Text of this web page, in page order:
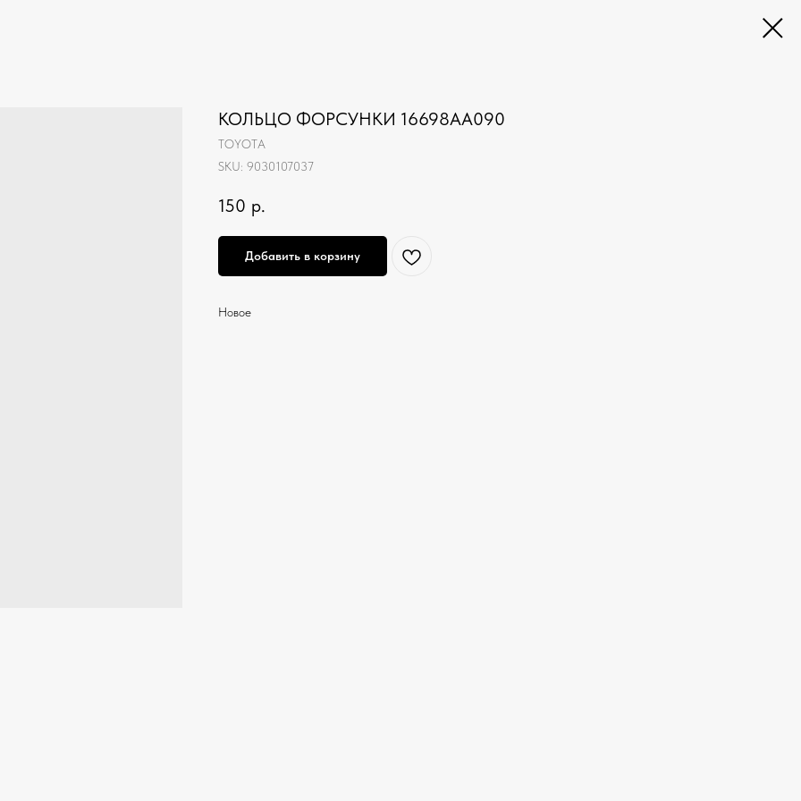
КОЛЬЦО ФОРСУНКИ 16698AA090
TOYOTA
SKU: 9030107037
150 р.
Добавить в корзину
Новое